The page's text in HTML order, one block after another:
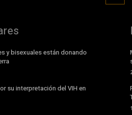
y bisexuales están donando
su interpretación del VIH en